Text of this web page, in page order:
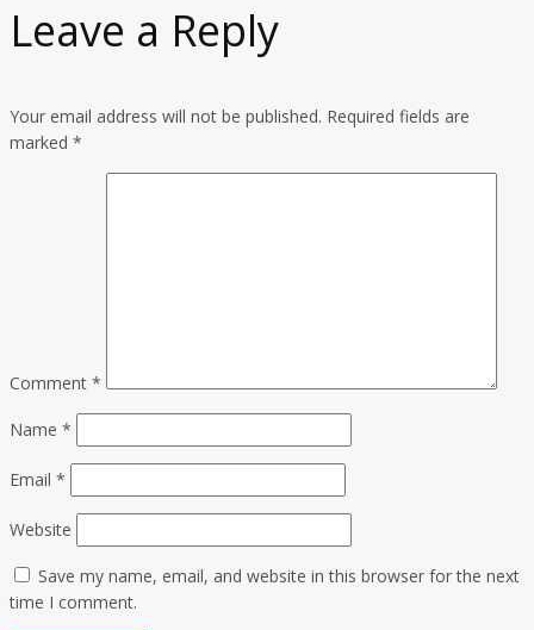
Leave a Reply
Your email address will not be published. Required fields are
marked *
Comment *
Name *
Email *
Website
Save my name, email, and website in this browser for the next
time I comment.